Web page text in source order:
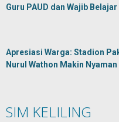
Guru PAUD dan Wajib Belajar
Apresiasi Warga: Stadion
Nurul Wathon Makin Nyaman
SIM KELILING